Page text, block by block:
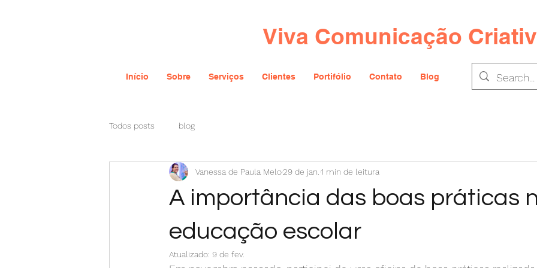
Viva Comunicação
Início Sobre Serviços Clientes Portifólio Contato Blog
Todos posts blog
A importância das boas práticas
educação escolar
Vanessa de Paula Melo29 de jan. 1 min de leitura
Atualizado: 9 de fev.